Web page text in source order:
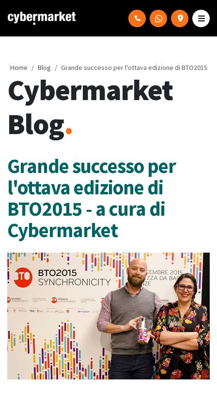
Home Blog Grande successo per l'ottava edizione di BTO2015
Cybermarket
Blog.
Grande successo per
l'ottava edizione di
BTO2015 - a cura di
Cybermarket